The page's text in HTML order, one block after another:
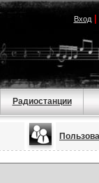
Вход|
Радиостанции